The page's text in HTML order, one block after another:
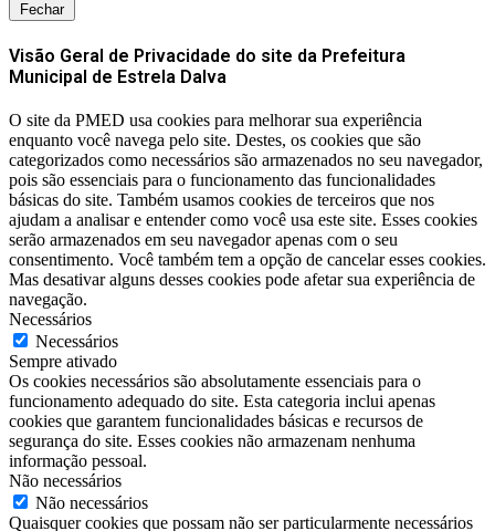
Fechar
Visão Geral de Privacidade do site da Prefeitura
Municipal de Estrela Dalva
O site da PMED usa cookies para melhorar sua experiência
enquanto você navega pelo site. Destes, os cookies que são
categorizados como necessários são armazenados no seu navegador,
pois são essenciais para o funcionamento das funcionalidades
básicas do site. Também usamos cookies de terceiros que nos
ajudam a analisar e entender como você usa este site. Esses cookies
serão armazenados em seu navegador apenas com o seu
consentimento. Você também tem a opção de cancelar esses cookies.
Mas desativar alguns desses cookies pode afetar sua experiência de
navegação.
Necessários
Necessários
Sempre ativado
Os cookies necessários são absolutamente essenciais para o
funcionamento adequado do site. Esta categoria inclui apenas
cookies que garantem funcionalidades básicas e recursos de
segurança do site. Esses cookies não armazenam nenhuma
informação pessoal.
Não necessários
Não necessários
Quaisquer cookies que possam não ser particularmente necessários